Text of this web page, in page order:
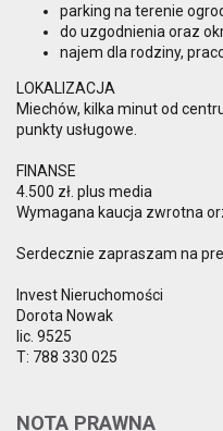
parking na terenie
do uzgodnienia oraz
najem dla rodziny,
LOKALIZACJA
Miechów, kilka minut od
punkty usługowe.
FINANSE
4.500 zł. plus media
Wymagana kaucja zwrotna
Serdecznie zapraszam na
Invest Nieruchomości
Dorota Nowak
lic. 9525
T: 788 330 025
NOTA PRAWNA